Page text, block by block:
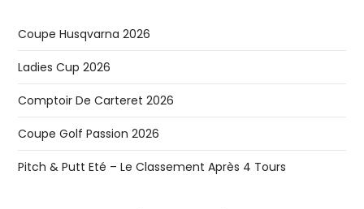
Coupe Husqvarna 2026
Ladies Cup 2026
Comptoir De Carteret 2026
Coupe Golf Passion 2026
Pitch & Putt Eté – Le Classement Après 4 Tours